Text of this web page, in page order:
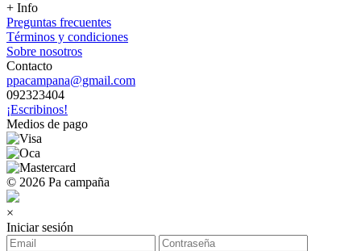
+ Info
Preguntas frecuentes
Términos y condiciones
Sobre nosotros
Contacto
ppacampana@gmail.com
092323404
¡Escribinos!
Medios de pago
© 2026 Pa campaña
×
Iniciar sesión